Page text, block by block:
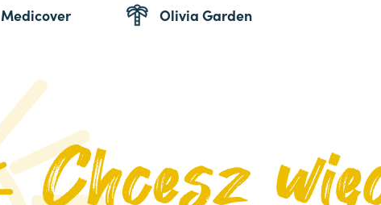
Medicover Olivia Garden